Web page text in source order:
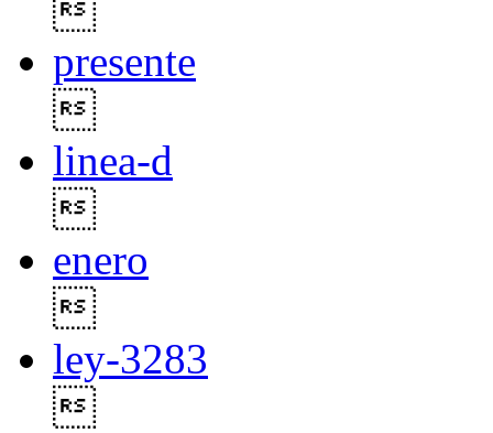
presente
linea-d
enero
ley-3283